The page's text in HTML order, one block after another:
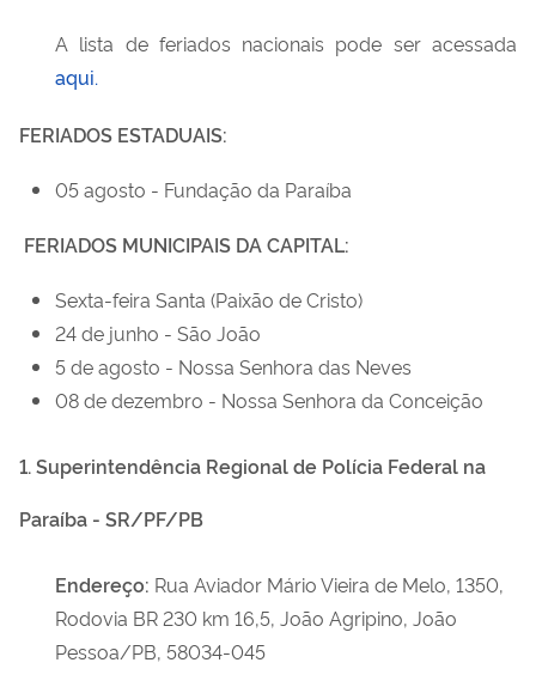
A lista de feriados nacionais pode ser acessada
aqui.
FERIADOS ESTADUAIS:
05 agosto - Fundação da Paraíba
FERIADOS MUNICIPAIS DA CAPITAL:
Sexta-feira Santa (Paixão de Cristo)
24 de junho - São João
5 de agosto - Nossa Senhora das Neves
08 de dezembro - Nossa Senhora da Conceição
1. Superintendência Regional de Polícia Federal na
Paraíba - SR/PF/PB
Endereço: Rua Aviador Mário Vieira de Melo, 1350,
Rodovia BR 230 km 16,5, João Agripino, João
Pessoa/PB, 58034-045